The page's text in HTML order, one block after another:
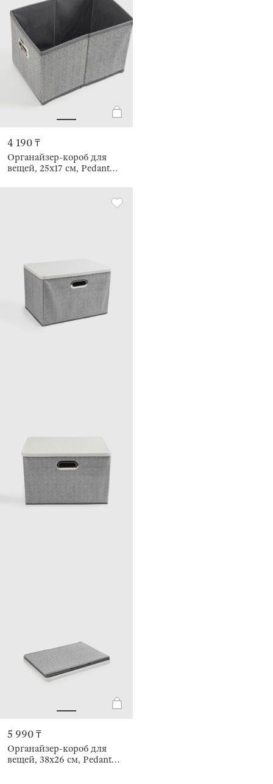
4 190 ₸
Органайзер-короб для
вещей, 25х17 см, Pedant
5 990 ₸
Органайзер-короб для
вещей, 38х26 см, Pedant